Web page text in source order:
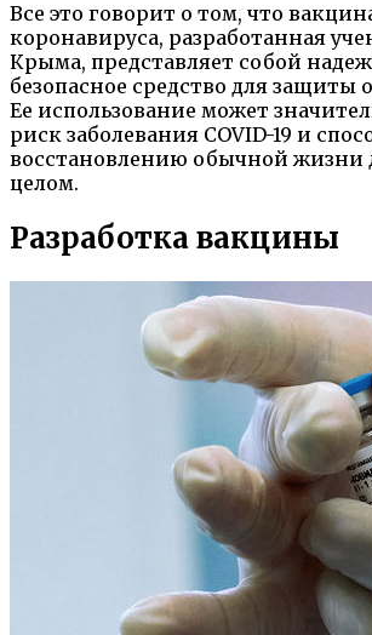
Все это говорит о том, что
коронавируса, разработанная
Крыма, представляет собой
безопасное средство для защиты
Ее использование может
риск заболевания COVID-19 и
восстановлению обычной жизни
целом.
Разработка вакцины